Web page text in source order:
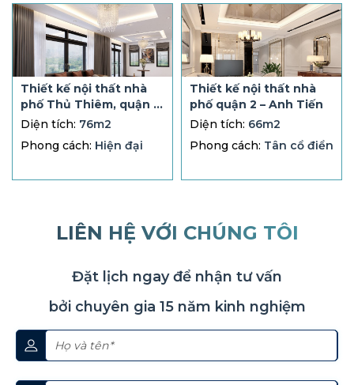
Thiết kế nội thất nhà
phố Thủ Thiêm, quận 2
– Anh Phong
Diện tích: 76m2
Phong cách: Hiện đại
Thiết kế nội thất nhà
phố quận 2 – Anh Tiến
Diện tích: 66m2
Phong cách: Tân cổ điển
LIÊN HỆ VỚI CHÚNG TÔI
Đặt lịch ngay để nhận tư vấn
bởi chuyên gia 15 năm kinh nghiệm